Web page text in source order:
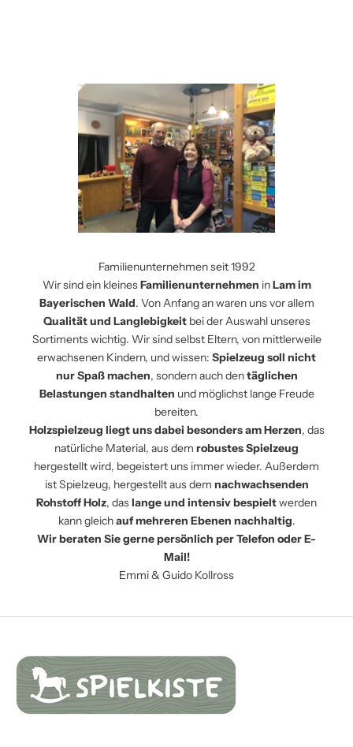
Familienunternehmen seit 1992
Wir sind ein kleinesFamilienunternehmen inLam im
Bayerischen Wald. Von Anfang an waren uns vor allem
Qualität und Langlebigkeitbei der Auswahl unseres
Sortiments wichtig. Wir sind selbst Eltern, von mittlerweile
erwachsenen Kindern, und wissen: Spielzeug soll nicht
nur Spaß machen, sondern auch dentäglichen
Belastungen standhalten und möglichst lange Freude
bereiten.
Holzspielzeug liegt uns dabei besonders am Herzen, das
natürliche Material, aus dem robustes Spielzeug
hergestellt wird, begeistert uns immer wieder. Außerdem
ist Spielzeug, hergestellt aus dem nachwachsenden
Rohstoff Holz, daslange und intensiv bespieltwerden
kann gleichauf mehreren Ebenen nachhaltig.
Wir beraten Sie gerne persönlich per Telefon oder E-
Mail!
Emmi & Guido Kollross